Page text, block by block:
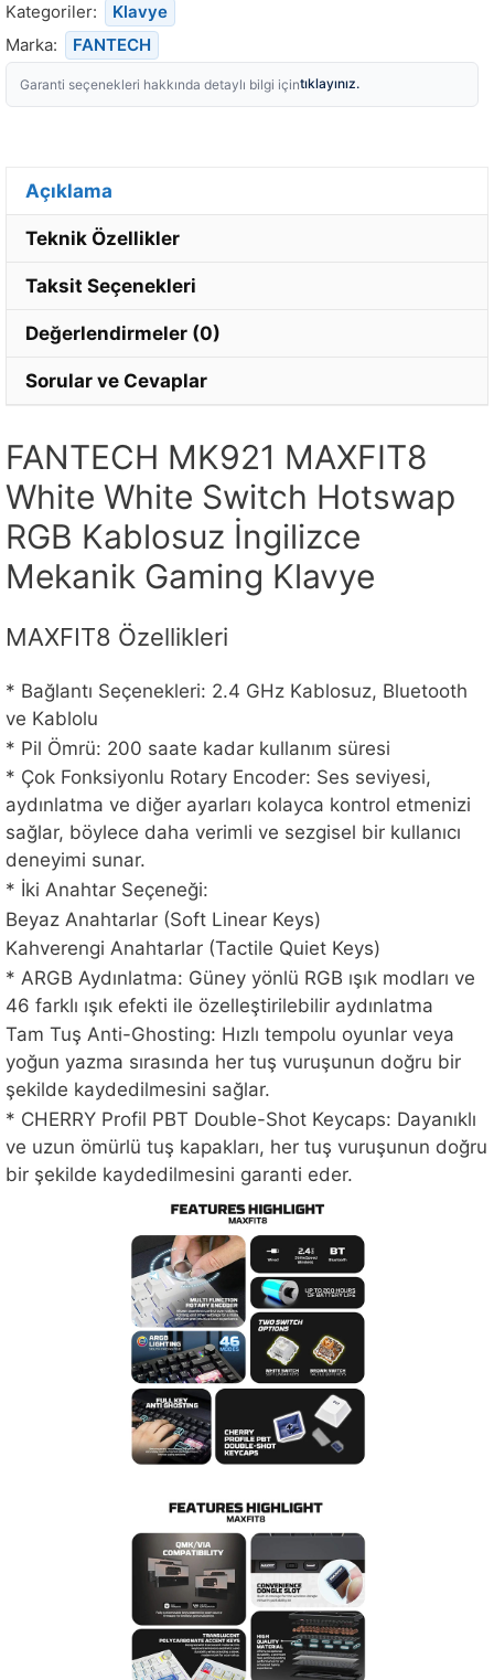
Kategoriler:
Klavye
Marka:
FANTECH
Garanti seçenekleri hakkında detaylı bilgi içintıklayınız.
Açıklama
Teknik Özellikler
Taksit Seçenekleri
Değerlendirmeler (0)
Sorular ve Cevaplar
FANTECH MK921 MAXFIT8
White White Switch Hotswap
RGB Kablosuz İngilizce
Mekanik Gaming Klavye
MAXFIT8 Özellikleri
* Bağlantı Seçenekleri: 2.4 GHz Kablosuz, Bluetooth
ve Kablolu
* Pil Ömrü: 200 saate kadar kullanım süresi
* Çok Fonksiyonlu Rotary Encoder: Ses seviyesi,
aydınlatma ve diğer ayarları kolayca kontrol etmenizi
sağlar, böylece daha verimli ve sezgisel bir kullanıcı
deneyimi sunar.
* İki Anahtar Seçeneği:
Beyaz Anahtarlar (Soft Linear Keys)
Kahverengi Anahtarlar (Tactile Quiet Keys)
* ARGB Aydınlatma: Güney yönlü RGB ışık modları ve
46 farklı ışık efekti ile özelleştirilebilir aydınlatma
Tam Tuş Anti-Ghosting: Hızlı tempolu oyunlar veya
yoğun yazma sırasında her tuş vuruşunun doğru bir
şekilde kaydedilmesini sağlar.
* CHERRY Profil PBT Double-Shot Keycaps: Dayanıklı
ve uzun ömürlü tuş kapakları, her tuş vuruşunun doğru
bir şekilde kaydedilmesini garanti eder.